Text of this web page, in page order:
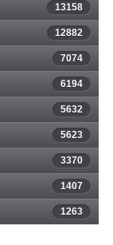
13158
12882
7074
6194
5632
5623
3370
1407
1263